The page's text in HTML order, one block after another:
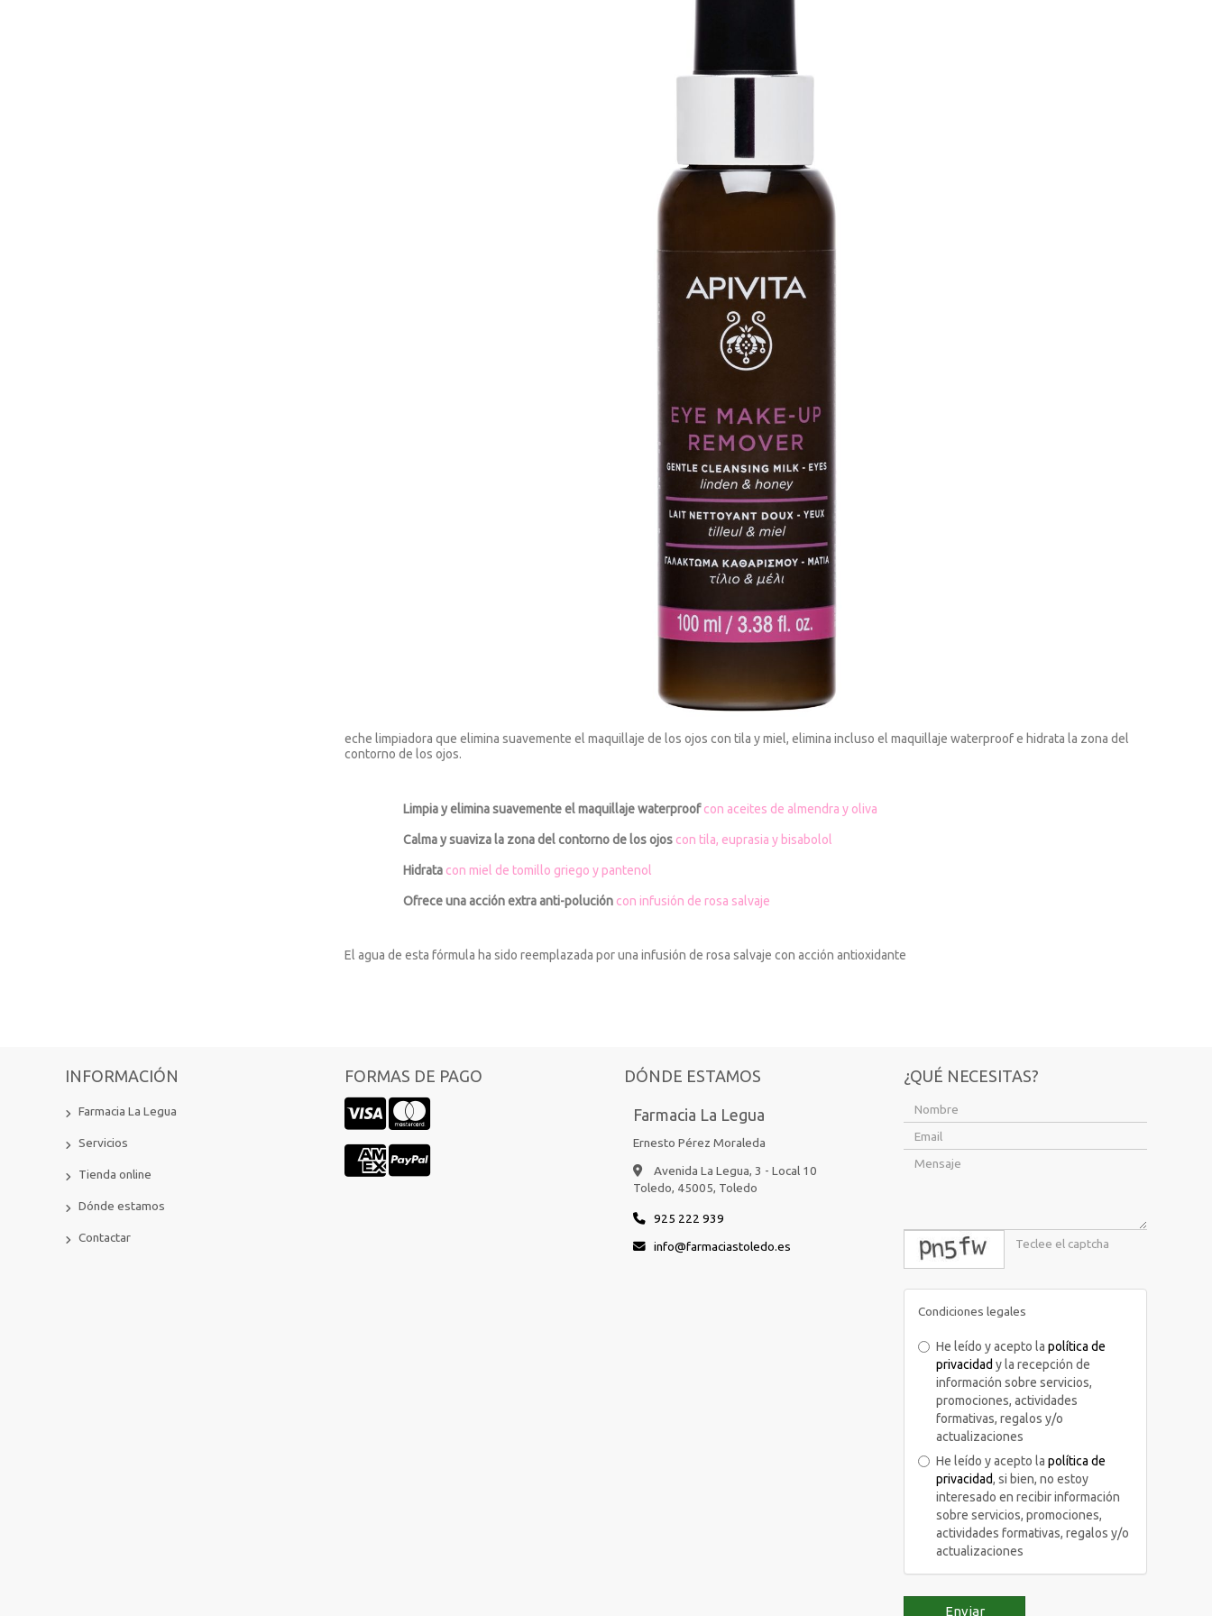
eche limpiadora que elimina suavemente el maquillaje de los ojos con tila y miel, elimina incluso el maquillaje waterproof e hidrata la zona del
contorno de los ojos.
Limpia y elimina suavemente el maquillaje waterproof con aceites de almendra y oliva
Calma y suaviza la zona del contorno de los ojos con tila, euprasia y bisabolol
Hidrata con miel de tomillo griego y pantenol
Ofrece una acción extra anti-polución con infusión de rosa salvaje
El agua de esta fórmula ha sido reemplazada por una infusión de rosa salvaje con acción antioxidante
INFORMACIÓN
Farmacia La Legua
Servicios
Tienda online
Dónde estamos
Contactar
FORMAS DE PAGO DÓNDE ESTAMOS
Farmacia La Legua
Ernesto Pérez Moraleda
Avenida La Legua, 3 - Local 10
Toledo, 45005, Toledo
925 222 939
info
farmaciastoledo.es
¿QUÉ NECESITAS?
captcha
Condiciones legales
He leído y acepto la política de
privacidad y la recepción de
información sobre servicios,
promociones, actividades
formativas, regalos y/o
actualizaciones
He leído y acepto la política de
privacidad, si bien, no estoy
interesado en recibir información
sobre servicios, promociones,
actividades formativas, regalos y/o
actualizaciones
Enviar